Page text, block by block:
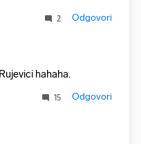
2 Odgovori
hahaha.
15 Odgovori